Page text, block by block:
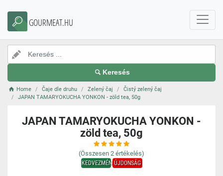
GOURMEAT.HU
Keresés
Home Čaje dle druhu Zelený čaj
Čistý zelený čaj
JAPAN TAMARYOKUCHA YONKON - zöld tea, 50g
JAPAN TAMARYOKUCHA YONKON -
zöld tea, 50g
(Összesen 2 értékelés)
KEDVEZMÉNYÚJDONSÁG